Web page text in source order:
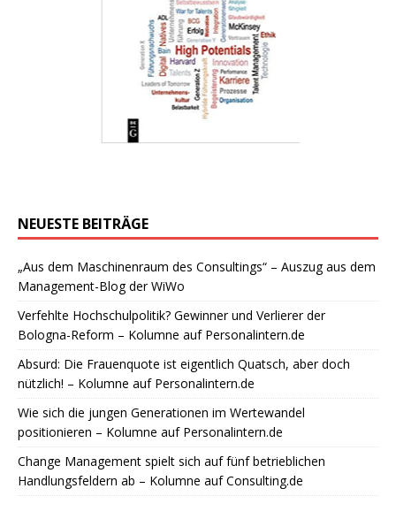
NEUESTE BEITRÄGE
„Aus dem Maschinenraum des Consultings“ – Auszug aus dem
Management-Blog der WiWo
Verfehlte Hochschulpolitik? Gewinner und Verlierer der
Bologna-Reform – Kolumne auf Personalintern.de
Absurd: Die Frauenquote ist eigentlich Quatsch, aber doch
nützlich! – Kolumne auf Personalintern.de
Wie sich die jungen Generationen im Wertewandel
positionieren – Kolumne auf Personalintern.de
Change Management spielt sich auf fünf betrieblichen
Handlungsfeldern ab – Kolumne auf Consulting.de